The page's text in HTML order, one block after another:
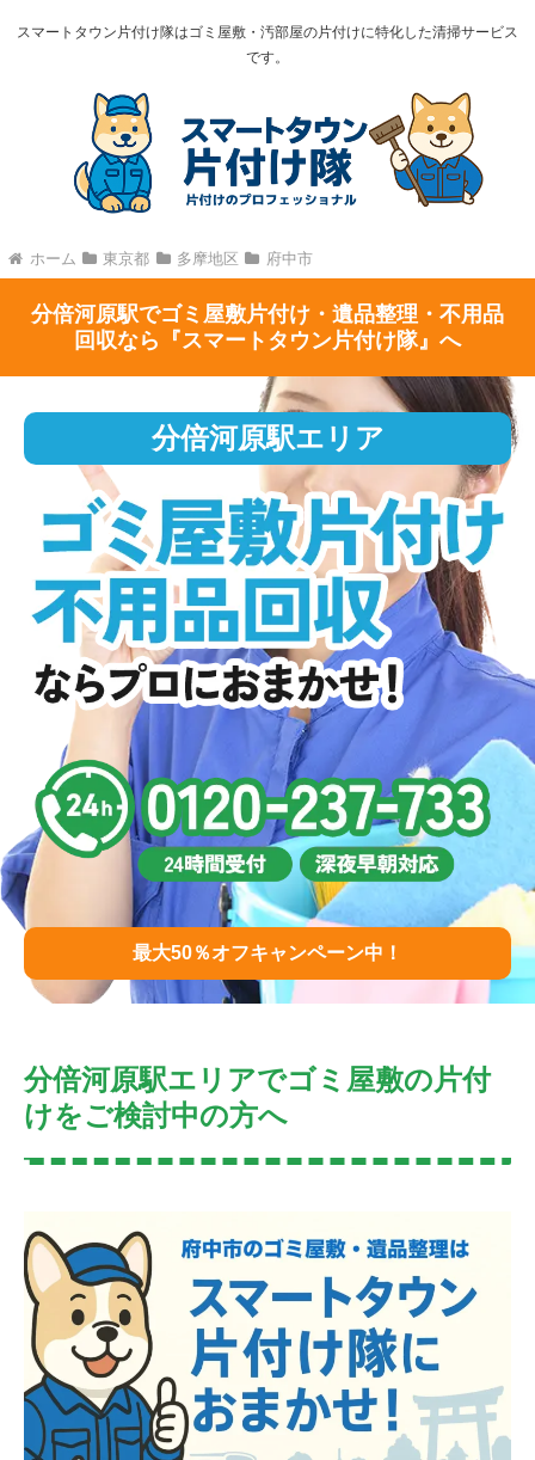
スマートタウン片付け隊はゴミ屋敷・汚部屋の片付けに特化した清掃サービス
です。
ホーム 東京都 多摩地区 府中市
分倍河原駅でゴミ屋敷片付け・遺品整理・不用品
回収なら『スマートタウン片付け隊』へ
分倍河原駅エリア
最大50％オフキャンペーン中！
分倍河原駅エリアでゴミ屋敷の片付
けをご検討中の方へ